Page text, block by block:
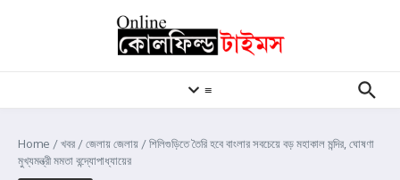
≡
Home /খবর /জেলায় জেলায় /শিলিগুড়িতে তৈরি হবে বাংলার সবচেয়ে বড় মহাকাল মন্দির, ঘোষণা
মুখ্যমন্ত্রী মমতা বন্দ্যোপাধ্যায়ের